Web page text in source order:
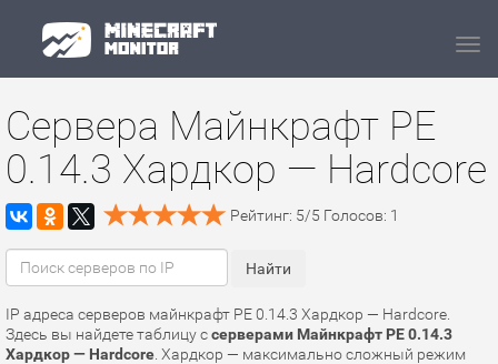
Сервера Майнкрафт PE
0.14.3 Хардкор — Hardcore
Рейтинг: 5/5 Голосов: 1
IP адреса серверов майнкрафт PE 0.14.3 Хардкор — Hardcore.
Здесь вы найдете таблицу ссерверами Майнкрафт PE 0.14.3
Хардкор — Hardcore . Хардкор — максимально сложный режим